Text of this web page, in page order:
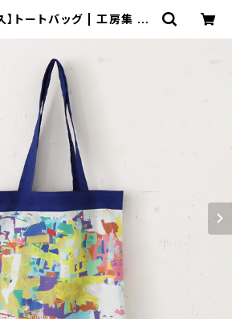
】トートバッグ | 工房集 ko